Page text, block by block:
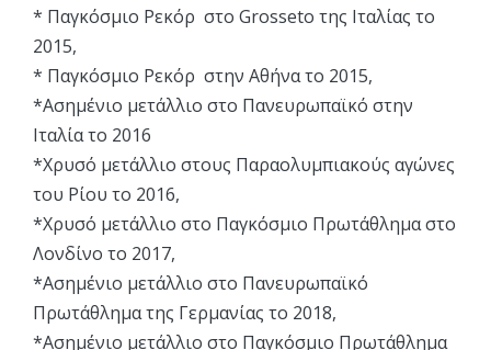
* Παγκόσμιο Ρεκόρ στο Grosseto της Ιταλίας το
2015,
* Παγκόσμιο Ρεκόρ στην Αθήνα το 2015,
*Ασημένιο μετάλλιο στο Πανευρωπαϊκό στην
Ιταλία το 2016
*Χρυσό μετάλλιο στους Παραολυμπιακούς αγώνες
του Ρίου το 2016,
*Χρυσό μετάλλιο στο Παγκόσμιο Πρωτάθλημα στο
Λονδίνο το 2017,
*Ασημένιο μετάλλιο στο Πανευρωπαϊκό
Πρωτάθλημα της Γερμανίας το 2018,
*Ασημένιο μετάλλιο στο Παγκόσμιο Πρωτάθλημα